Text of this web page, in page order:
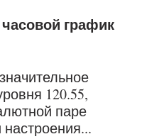
часовой график
120.55,
паре